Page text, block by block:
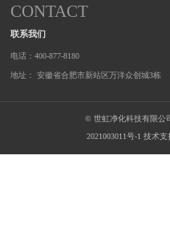
CONTACT
联系我们
电话：400-877-8180
地址： 安徽省合肥市新站区万洋众创城3栋
© 世虹净化科技有限公
2021003011号-1 技术支